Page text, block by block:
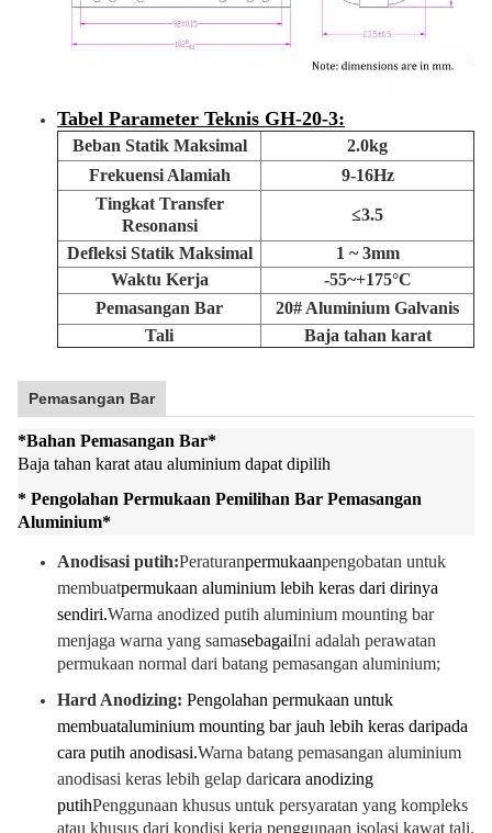
Tabel Parameter Teknis GH-20-3:
Beban Statik Maksimal
2.0kg
Frekuensi Alamiah
9-16Hz
Tingkat Transfer
Resonansi
≤3.5
Defleksi Statik Maksimal
1 ~ 3mm
Waktu Kerja
-55~+175°C
Pemasangan Bar
20# Aluminium Galvanis
Tali
Baja tahan karat
Pemasangan Bar
*Bahan Pemasangan Bar*
Baja tahan karat atau aluminium dapat dipilih
* Pengolahan Permukaan Pemilihan Bar Pemasangan
Aluminium*
Anodisasi putih:Peraturanpermukaanpengobatan untuk
membuatpermukaan aluminium lebih keras dari dirinya
sendiri.Warna anodized putih aluminium mounting bar
menjaga warna yang samasebagaiIni adalah perawatan
permukaan normal dari batang pemasangan aluminium;
Hard Anodizing: Pengolahan permukaan untuk
membuataluminium mounting bar jauh lebih keras daripada
cara putih anodisasi.Warna batang pemasangan aluminium
anodisasi keras lebih gelap daricara anodizing
putihPenggunaan khusus untuk persyaratan yang kompleks
atau khusus dari kondisi kerja penggunaan isolasi kawat tali.